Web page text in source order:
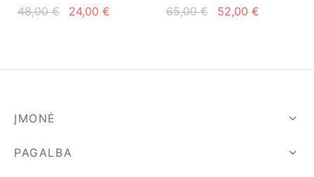
48,00€
Original
24,00 €
65,00€
Original
52,00 €
ĮMONĖ
PAGALBA